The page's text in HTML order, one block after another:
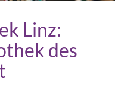
Linz:
des